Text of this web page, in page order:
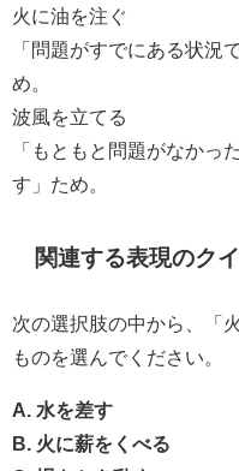
火に油を注ぐ
「問題がすでにある状況
め。
波風を立てる
「もともと問題がなかっ
す」ため。
関連する表現のク
次の選択肢の中から、「
ものを選んでください。
A. 水を差す
B. 火に薪をくべる